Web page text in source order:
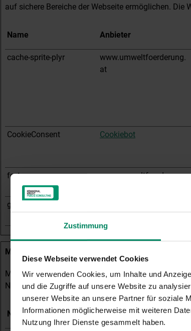
Zustimmung
Diese Webseite verwendet Cookies
Wir verwenden Cookies, um Inhalte und
und die Zugriffe auf unsere Website zu
unserer Website an unsere Partner für soziale
Informationen möglicherweise mit weiteren
Nutzung Ihrer Dienste gesammelt haben.
auf sichere Bereiche der Webseite ermöglichen.
Name Anbieter
cache-sprite-plyr
www.umweltfoerderung.
at
CookieConsent Cookiebot
fe_typo_user
www.umweltfoerderung.
grantvisitlog
Marketing (5)
Marketing-Cookies werden verwendet, um
Nutzerinteressen abgestimmte Werbeanzeigen
Name Anbieter